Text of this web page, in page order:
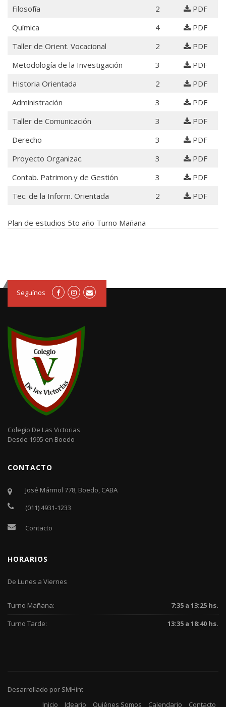
Filosofía
2
PDF
Química
4
PDF
Taller de Orient. Vocacional
2
PDF
Metodología de la Investigación
3
PDF
Historia Orientada
2
PDF
Administración
3
PDF
Taller de Comunicación
3
PDF
Derecho
3
PDF
Proyecto Organizac.
3
PDF
Contab. Patrimon.y de Gestión
3
PDF
Tec. de la Inform. Orientada
2 PDF
Plan de estudios 5to año Turno Mañana
Seguínos
Colegio De Las Victorias
Desde 1995 en Boedo
CONTACTO
José Mármol 778, Boedo, CABA
(011) 4931-1233
Contacto
HORARIOS
De Lunes a Viernes
Turno Mañana:
7:35 a 13:25 hs.
Turno Tarde:
13:35 a 18:40 hs.
Desarrollado por SMHint
Inicio
Ideario Quiénes Somos Calendario Contacto